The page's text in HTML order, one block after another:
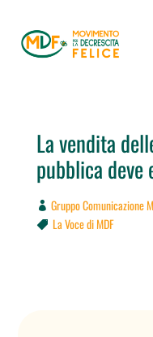
La vendita
pubblica deve
Gruppo Comunicazione
 La Voce di MDF